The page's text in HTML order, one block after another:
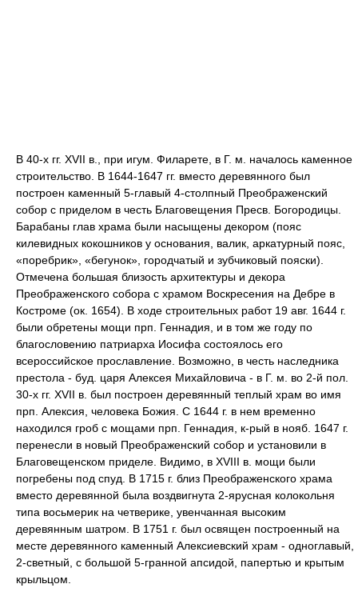
В 40-х гг. XVII в., при игум. Филарете, в Г. м. началось каменное
строительство. В 1644-1647 гг. вместо деревянного был
построен каменный 5-главый 4-столпный Преображенский
собор с приделом в честь Благовещения Пресв. Богородицы.
Барабаны глав храма были насыщены декором (пояс
килевидных кокошников у основания, валик, аркатурный пояс,
«поребрик», «бегунок», городчатый и зубчиковый пояски).
Отмечена большая близость архитектуры и декора
Преображенского собора с храмом Воскресения на Дебре в
Костроме (ок. 1654). В ходе строительных работ 19 авг. 1644 г.
были обретены мощи прп. Геннадия, и в том же году по
благословению патриарха Иосифа состоялось его
всероссийское прославление. Возможно, в честь наследника
престола - буд. царя Алексея Михайловича - в Г. м. во 2-й пол.
30-х гг. XVII в. был построен деревянный теплый храм во имя
прп. Алексия, человека Божия. С 1644 г. в нем временно
находился гроб с мощами прп. Геннадия, к-рый в нояб. 1647 г.
перенесли в новый Преображенский собор и установили в
Благовещенском приделе. Видимо, в XVIII в. мощи были
погребены под спуд. В 1715 г. близ Преображенского храма
вместо деревянной была воздвигнута 2-ярусная колокольня
типа восьмерик на четверике, увенчанная высоким
деревянным шатром. В 1751 г. был освящен построенный на
месте деревянного каменный Алексиевский храм - одноглавый,
2-светный, с большой 5-гранной апсидой, папертью и крытым
крыльцом.